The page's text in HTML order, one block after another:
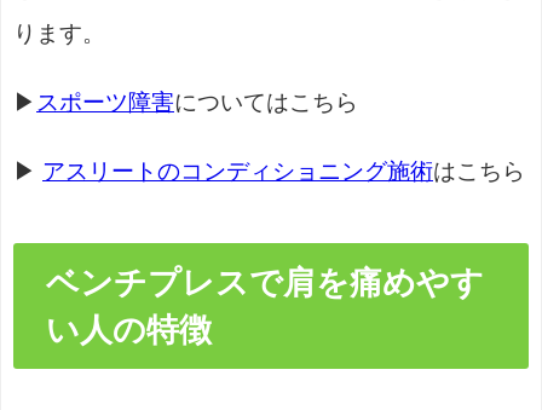
ります。
▶ スポーツ障害についてはこちら
▶ アスリートのコンディショニング施術はこちら
ベンチプレスで肩を痛めやす
い人の特徴